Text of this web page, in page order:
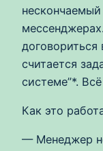
нескончаемый
договориться
считается
системе”*.
Как это
— Менеджер